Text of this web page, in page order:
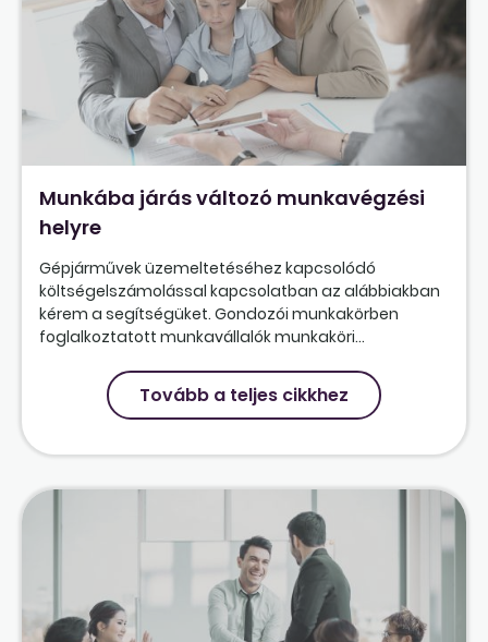
Munkába járás változó munkavégzési
helyre
Gépjárművek üzemeltetéséhez kapcsolódó
költségelszámolással kapcsolatban az alábbiakban
kérem a segítségüket. Gondozói munkakörben
foglalkoztatott munkavállalók munkaköri...
Tovább a teljes cikkhez